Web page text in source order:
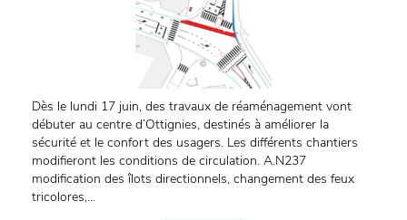
Dès le lundi 17 juin, des travaux de réaménagement vont
débuter au centre d’Ottignies, destinés à améliorer la
sécurité et le confort des usagers. Les différents chantiers
modifieront les conditions de circulation. A.N237
modification des îlots directionnels, changement des feux
tricolores,...